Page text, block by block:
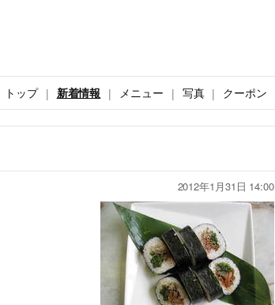
トップ 新着情報 メニュー 写真 クーポン
2012年1月31日 14:00